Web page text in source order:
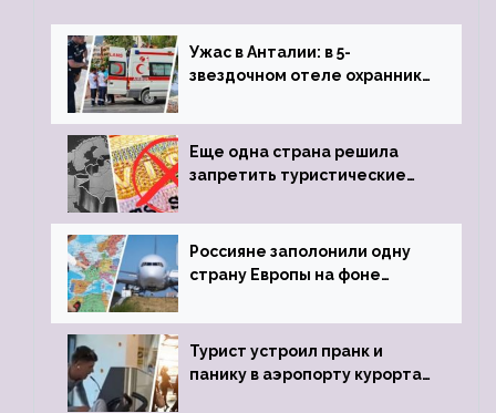
Ужас в Анталии: в 5-
звездочном отеле охранник
пистолета
Еще одна страна решила
запретить туристические
Россияне заполонили одну
страну Европы на фоне
виз
Турист устроил пранк и
панику в аэропорту курорта,